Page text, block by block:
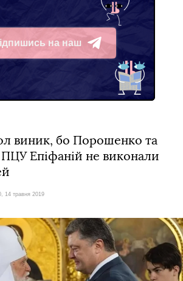
на наш
виник, бо Порошенко та
Епіфаній не виконали
14 травня 2019